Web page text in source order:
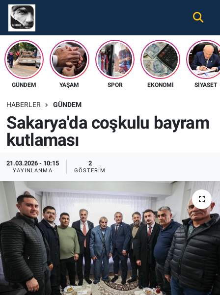
GÜNDEM YAŞAM SPOR EKONOMI SIYASET
HABERLER GÜNDEM
Sakarya'da coşkulu bayram
kutlaması
21.03.2026 - 10:15
YAYINLANMA
2
GÖSTERIM
Gündem
Ekonomi
Spor
Tüm Haberler
İletişim
Künye
Nöbetçi Eczaneler
Hava Durumu
Namaz Vakitleri
Süper Lig Puan Durumu ve Fikstür
Tüm Manşetler
Son Dakika Haberleri
Haber Arşivi